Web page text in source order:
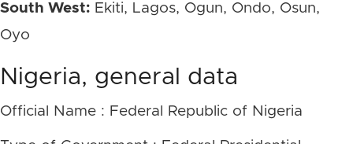
South West: Ekiti, Lagos, Ogun, Ondo, Osun,
Oyo
Nigeria, general data
Official Name : Federal Republic of Nigeria